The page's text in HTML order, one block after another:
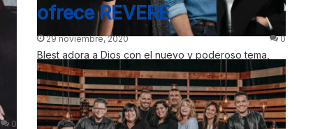
Blest adora a Dios con el nuevo y poderoso tema,
«Queremos avivamiento». Un canto cuya fuerza e
intensidad sacuden el…
ofrece REVERE
29 noviembre, 2020 0
0